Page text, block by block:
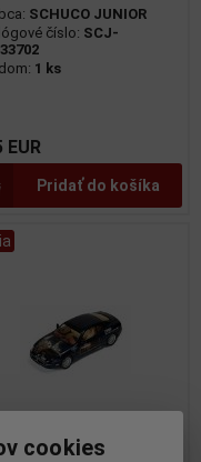
SCHUCO JUNIOR
číslo: SCJ-
1 ks
EUR
Pridať do košíka
cookies